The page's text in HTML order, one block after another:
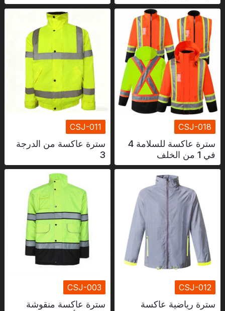
CSJ-018
سترة عاكسة للسلامة 4
في 1 من الخلف
CSJ-011
سترة عاكسة من الدرجة
3
CSJ-012
سترة رياضية عاكسة
CSJ-003
سترة عاكسة منقوشة